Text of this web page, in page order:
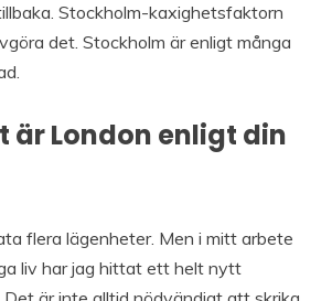
Stockholm-kaxighetsfaktorn
det. Stockholm är enligt många
är London enligt din
flera lägenheter. Men i mitt arbete
liv har jag hittat ett helt nytt